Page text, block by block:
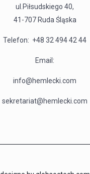
ul.Piłsudskiego 40,
41-707 Ruda Śląska
Telefon: +48 32 494 42 44
Email:
info@hemlecki.com
sekretariat@hemlecki.com